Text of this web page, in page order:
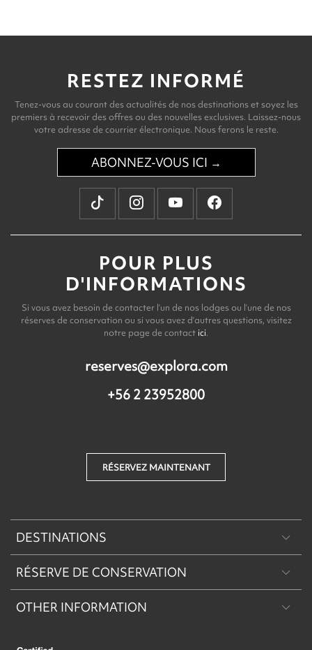
RESTEZ INFORMÉ
Tenez-vous au courant des actualités de nos destinations et soyez les
premiers à recevoir des offres ou des nouvelles exclusives. Laissez-nous
votre adresse de courrier électronique. Nous ferons le reste.
ABONNEZ-VOUS ICI →
POUR PLUS
D'INFORMATIONS
Si vous avez besoin de contacter l’un de nos lodges ou l’une de nos
réserves de conservation ou si vous avez d’autres questions, visitez
notre page de contact ici.
reserves@explora.com
+56 2 23952800
RÉSERVEZ MAINTENANT
DESTINATIONS
Patagonie
Machu Picchu & Sacred Valley
RÉSERVE DE CONSERVATION
Réserve de Conservation Explora Torres del Paine
OTHER INFORMATION